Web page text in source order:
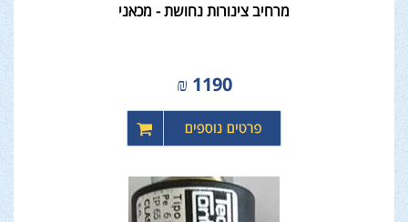
מרחיב צינורות נחושת - מכאני
1190
₪